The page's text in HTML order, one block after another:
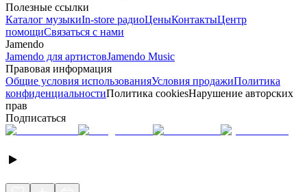
Полезные ссылки
Каталог музыкиIn-store радиоЦеныКонтактыЦентр
помощиСвязаться с нами
Jamendo
Jamendo для артистовJamendo Music
Правовая информация
Общие условия использованияУсловия продажиПолитика
конфиденциальностиПолитика cookiesНарушение авторских
прав
Подписаться